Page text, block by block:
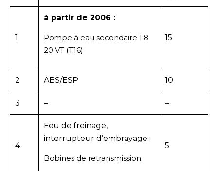
1
à partir de 2006 :
Pompe à eau secondaire 1.8
20 VT (T16)
15
2 ABS/ESP 10
3 – –
4
Feu de freinage,
interrupteur d’embrayage ;
Bobines de retransmission.
5